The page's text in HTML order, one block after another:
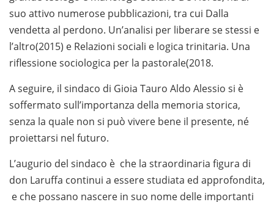
suo attivo numerose pubblicazioni, tra cui Dalla
vendetta al perdono. Un’analisi per liberare se stessi e
l’altro(2015) e Relazioni sociali e logica trinitaria. Una
riflessione sociologica per la pastorale(2018.
A seguire, il sindaco di Gioia Tauro Aldo Alessio si è
soffermato sull’importanza della memoria storica,
senza la quale non si può vivere bene il presente, né
proiettarsi nel futuro.
L’augurio del sindaco è che la straordinaria figura di
don Laruffa continui a essere studiata ed approfondita,
e che possano nascere in suo nome delle importanti